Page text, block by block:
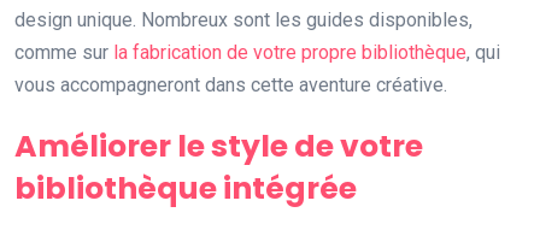
design unique. Nombreux sont les guides disponibles,
comme sur la fabrication de votre propre bibliothèque, qui
vous accompagneront dans cette aventure créative.
Améliorer le style de votre
bibliothèque intégrée